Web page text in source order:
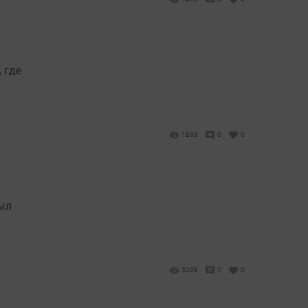
где
1893 0 0
3209 0 0